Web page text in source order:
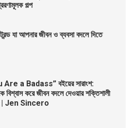
গল্প
যা আপনার জীবন ও ব্যবসা বদলে দিতে
Are a Badass” বইয়ের সারাংশ:
বিশ্বাস করে জীবন বদলে দেওয়ার শক্তিশালী
| Jen Sincero